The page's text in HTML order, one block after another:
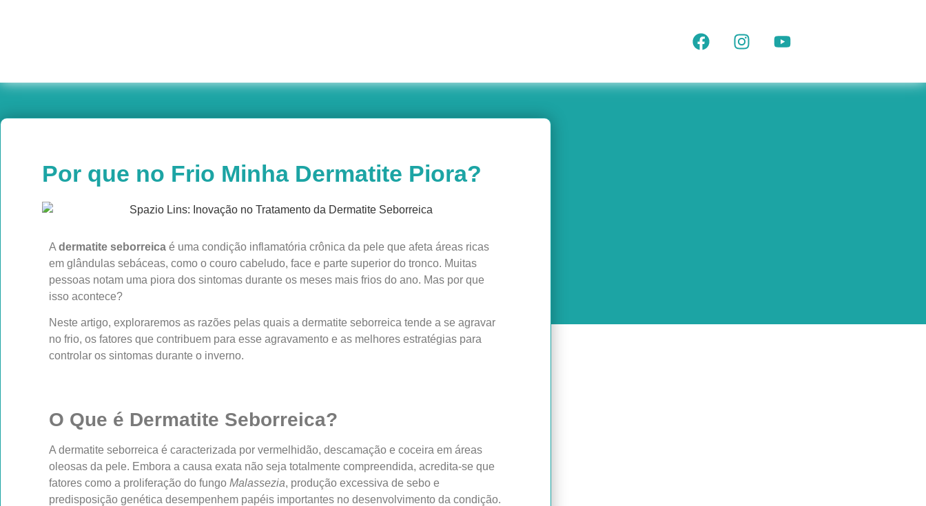
Por que no Frio Minha Dermatite Piora?
A dermatite seborreica é uma condição inflamatória crônica da pele que afeta áreas ricas
em glândulas sebáceas, como o couro cabeludo, face e parte superior do tronco. Muitas
pessoas notam uma piora dos sintomas durante os meses mais frios do ano. Mas por que
isso acontece?
Neste artigo, exploraremos as razões pelas quais a dermatite seborreica tende a se agravar
no frio, os fatores que contribuem para esse agravamento e as melhores estratégias para
controlar os sintomas durante o inverno.
O Que é Dermatite Seborreica?
A dermatite seborreica é caracterizada por vermelhidão, descamação e coceira em áreas
oleosas da pele. Embora a causa exata não seja totalmente compreendida, acredita-se que
fatores como a proliferação do fungo Malassezia, produção excessiva de sebo e
predisposição genética desempenhem papéis importantes no desenvolvimento da condição.